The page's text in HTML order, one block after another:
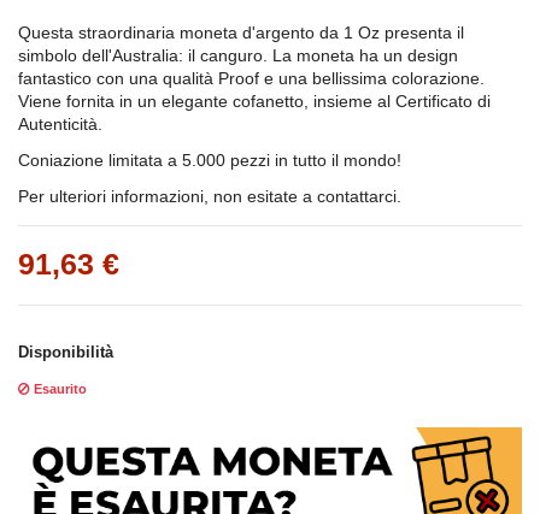
Questa straordinaria moneta d'argento da 1 Oz presenta il
simbolo dell'Australia: il canguro. La moneta ha un design
fantastico con una qualità Proof e una bellissima colorazione.
Viene fornita in un elegante cofanetto, insieme al Certificato di
Autenticità.
Coniazione limitata a 5.000 pezzi in tutto il mondo!
Per ulteriori informazioni, non esitate a contattarci.
91,63 €
Disponibilità
Esaurito